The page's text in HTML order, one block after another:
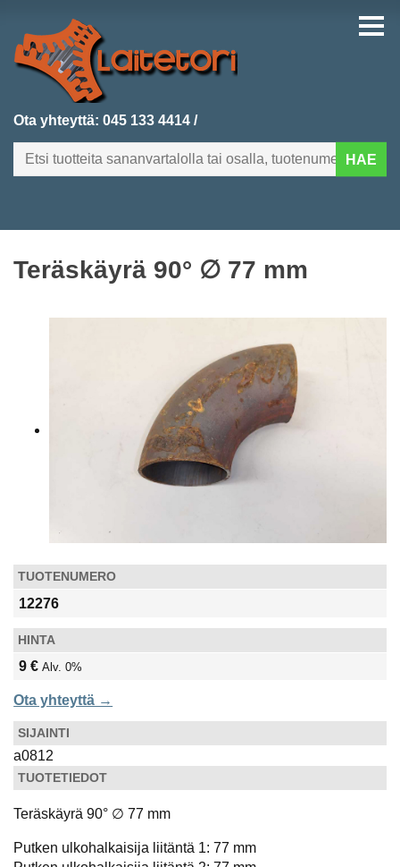
Ota yhteyttä: 045 133 4414 /
HAE
ETUSIVU
Teräskäyrä 90° ∅ 77 mm
TUOTENUMERO
12276
HINTA
9 € Alv. 0%
Ota yhteyttä →
SIJAINTI
a0812
TUOTETIEDOT
Teräskäyrä 90° ∅ 77 mm
Putken ulkohalkaisija liitäntä 1: 77 mm